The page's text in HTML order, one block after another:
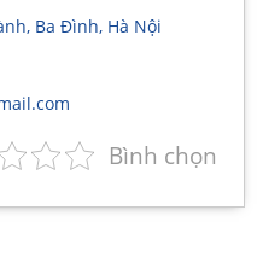
Ba Đình, Hà Nội
Bình chọn